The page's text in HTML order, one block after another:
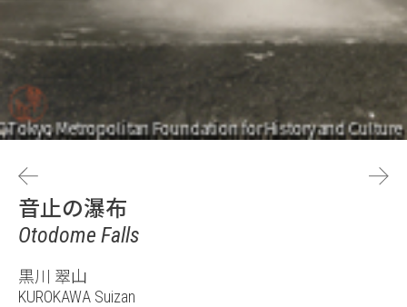
音止の瀑布
Otodome Falls
黒川 翠山
KUROKAWA Suizan